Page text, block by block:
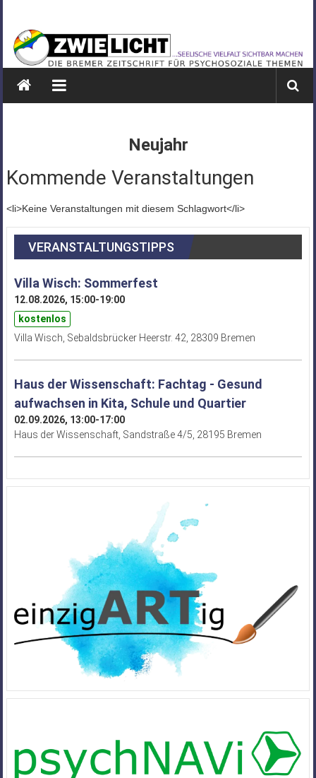
springen
ZWIELICHT
BREMEN
DIE
Neujahr
Kommende Veranstaltungen
<li>Keine Veranstaltungen mit diesem Schlagwort</li>
VERANSTALTUNGSTIPPS
Villa Wisch: Sommerfest
12.08.2026, 15:00-19:00
kostenlos
Villa Wisch, Sebaldsbrücker Heerstr. 42, 28309 Bremen
Haus der Wissenschaft: Fachtag - Gesund
aufwachsen in Kita, Schule und Quartier
02.09.2026, 13:00-17:00
Haus der Wissenschaft, Sandstraße 4/5, 28195 Bremen